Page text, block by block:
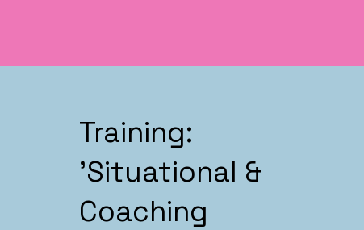
Training:
'Situational &
Coaching